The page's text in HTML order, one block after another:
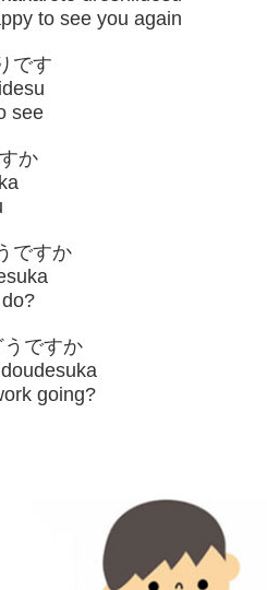
to see you again
です
see
か
ですか
ですか
going?